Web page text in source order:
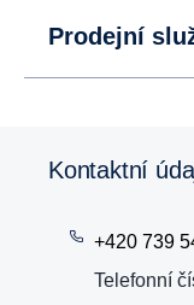
Prodejní
Kontaktní
+420 739
Telefonní